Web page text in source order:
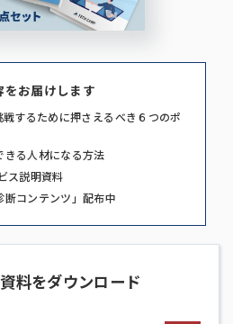
をお届けします
するために押さえるべき６つのポ
きる人材になる方法
ス説明資料
断コンテンツ」配布中
料をダウンロード